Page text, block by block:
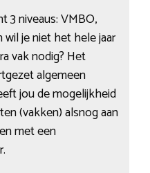
3 niveaus: VMBO,
wil je niet het hele jaar
vak nodig? Het
algemeen
jou de mogelijkheid
(vakken) alsnog aan
met een